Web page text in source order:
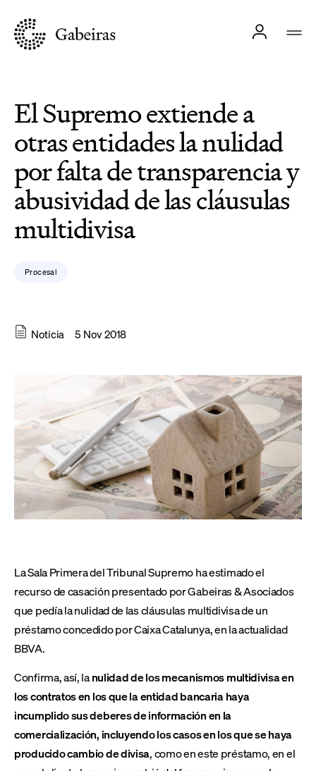
El Supremo extiende a
otras entidades la nulidad
por falta de transparencia y
abusividad de las cláusulas
multidivisa
Procesal
Noticia 5 Nov 2018
La Sala Primera del Tribunal Supremo ha estimado el
recurso de casación presentado por Gabeiras & Asociados
que pedía la nulidad de las cláusulas multidivisa de un
préstamo concedido por Caixa Catalunya, en la actualidad
BBVA.
Confirma, así, lanulidad de los mecanismos multidivisa en
los contratos en los que la entidad bancaria haya
incumplido sus deberes de información en la
comercialización, incluyendo los casos en los que se haya
producido cambio de divisa, como en este préstamo, en el